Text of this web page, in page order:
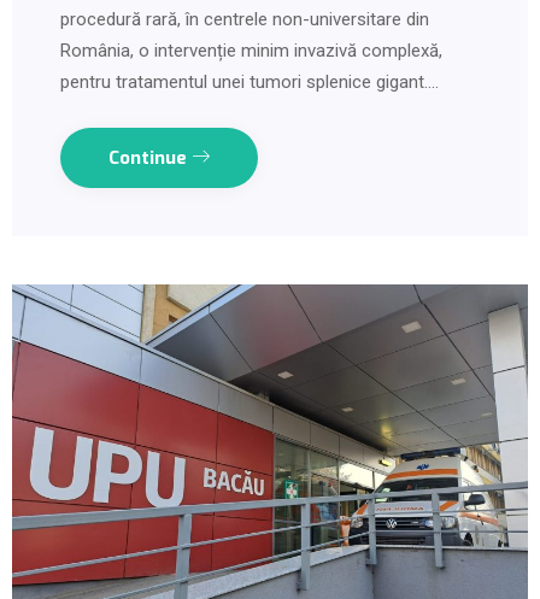
procedură rară, în centrele non-universitare din
România, o intervenție minim invazivă complexă,
pentru tratamentul unei tumori splenice gigant.…
Continue